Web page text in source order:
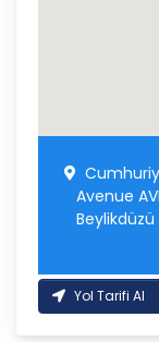
Avenue
Yol Tarifi Al